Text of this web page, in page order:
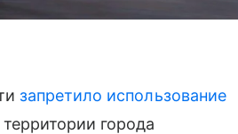
запретило использование
города